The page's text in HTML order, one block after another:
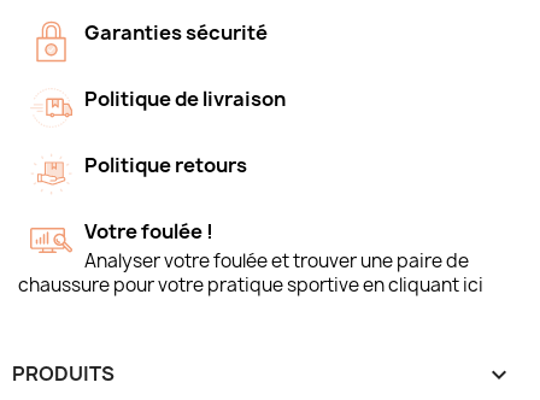
Garanties sécurité
Politique de livraison
Politique retours
Votre foulée !
Analyser votre foulée et trouver une paire de
chaussure pour votre pratique sportive en cliquant ici
PRODUITS 